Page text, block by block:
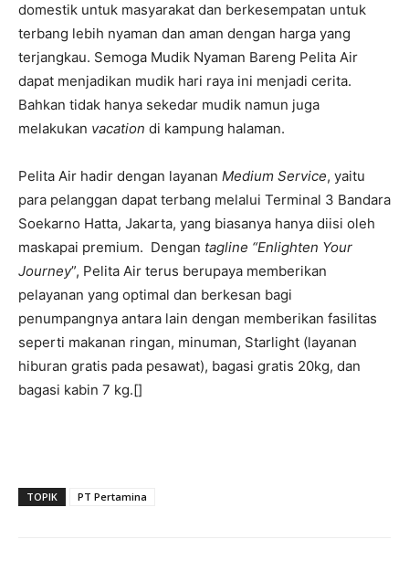
domestik untuk masyarakat dan berkesempatan untuk
terbang lebih nyaman dan aman dengan harga yang
terjangkau. Semoga Mudik Nyaman Bareng Pelita Air
dapat menjadikan mudik hari raya ini menjadi cerita.
Bahkan tidak hanya sekedar mudik namun juga
melakukan vacation di kampung halaman.
Pelita Air hadir dengan layanan Medium Service, yaitu
para pelanggan dapat terbang melalui Terminal 3 Bandara
Soekarno Hatta, Jakarta, yang biasanya hanya diisi oleh
maskapai premium. Dengan tagline “Enlighten Your
Journey”, Pelita Air terus berupaya memberikan
pelayanan yang optimal dan berkesan bagi
penumpangnya antara lain dengan memberikan fasilitas
seperti makanan ringan, minuman, Starlight (layanan
hiburan gratis pada pesawat), bagasi gratis 20kg, dan
bagasi kabin 7 kg.[]
TOPIK PT Pertamina